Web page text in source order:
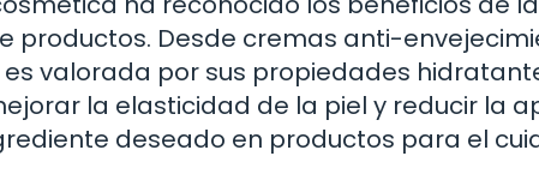
productos. Desde cremas anti-
valorada por sus propiedades
la elasticidad de la piel y reducir la
deseado en productos para el